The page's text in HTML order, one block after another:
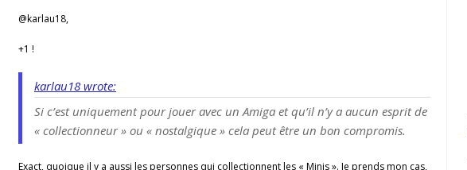
@karlau18,
+1 !
karlau18 wrote:
Si c’est uniquement pour jouer avec un Amiga et qu’il n’y a aucun esprit de
« collectionneur » ou « nostalgique » cela peut être un bon compromis.
Exact, quoique il y a aussi les personnes qui collectionnent les « Minis ». Je prends mon cas,